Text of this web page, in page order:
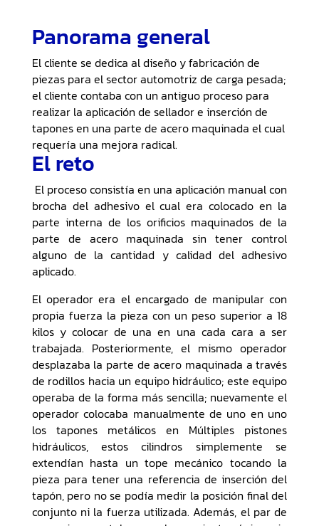
Panorama general
El cliente se dedica al diseño y fabricación de
piezas para el sector automotriz de carga pesada;
el cliente contaba con un antiguo proceso para
realizar la aplicación de sellador e inserción de
tapones en una parte de acero maquinada el cual
requería una mejora radical.
El reto
El proceso consistía en una aplicación manual con
brocha del adhesivo el cual era colocado en la
parte interna de los orificios maquinados de la
parte de acero maquinada sin tener control
alguno de la cantidad y calidad del adhesivo
aplicado.
El operador era el encargado de manipular con
propia fuerza la pieza con un peso superior a 18
kilos y colocar de una en una cada cara a ser
trabajada. Posteriormente, el mismo operador
desplazaba la parte de acero maquinada a través
de rodillos hacia un equipo hidráulico; este equipo
operaba de la forma más sencilla; nuevamente el
operador colocaba manualmente de uno en uno
los tapones metálicos en Múltiples pistones
hidráulicos, estos cilindros simplemente se
extendían hasta un tope mecánico tocando la
pieza para tener una referencia de inserción del
tapón, pero no se podía medir la posición final del
conjunto ni la fuerza utilizada. Además, el par de